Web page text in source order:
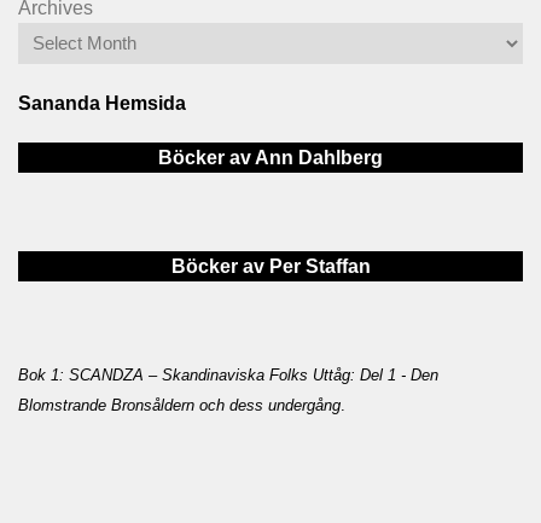
Archives
Sananda Hemsida
Böcker av Ann Dahlberg
Böcker av Per Staffan
Bok 1: SCANDZA – Skandinaviska Folks Uttåg: Del 1 - Den
Blomstrande Bronsåldern och dess undergång